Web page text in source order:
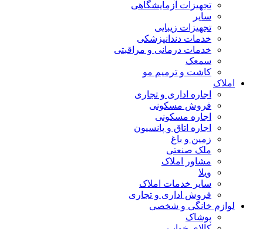
تجهیزات آزمایشگاهی
سایر
تجهیزات زیبایی
خدمات دندانپزشکی
خدمات درمانی و مراقبتی
سمعک
کاشت و ترمیم مو
املاک
اجاره اداری و تجاری
فروش مسکونی
اجاره مسکونی
اجاره اتاق و پانسیون
زمین و باغ
ملک صنعتی
مشاور املاک
ویلا
سایر خدمات املاک
فروش اداری و تجاری
لوازم خانگی و شخصی
پوشاک